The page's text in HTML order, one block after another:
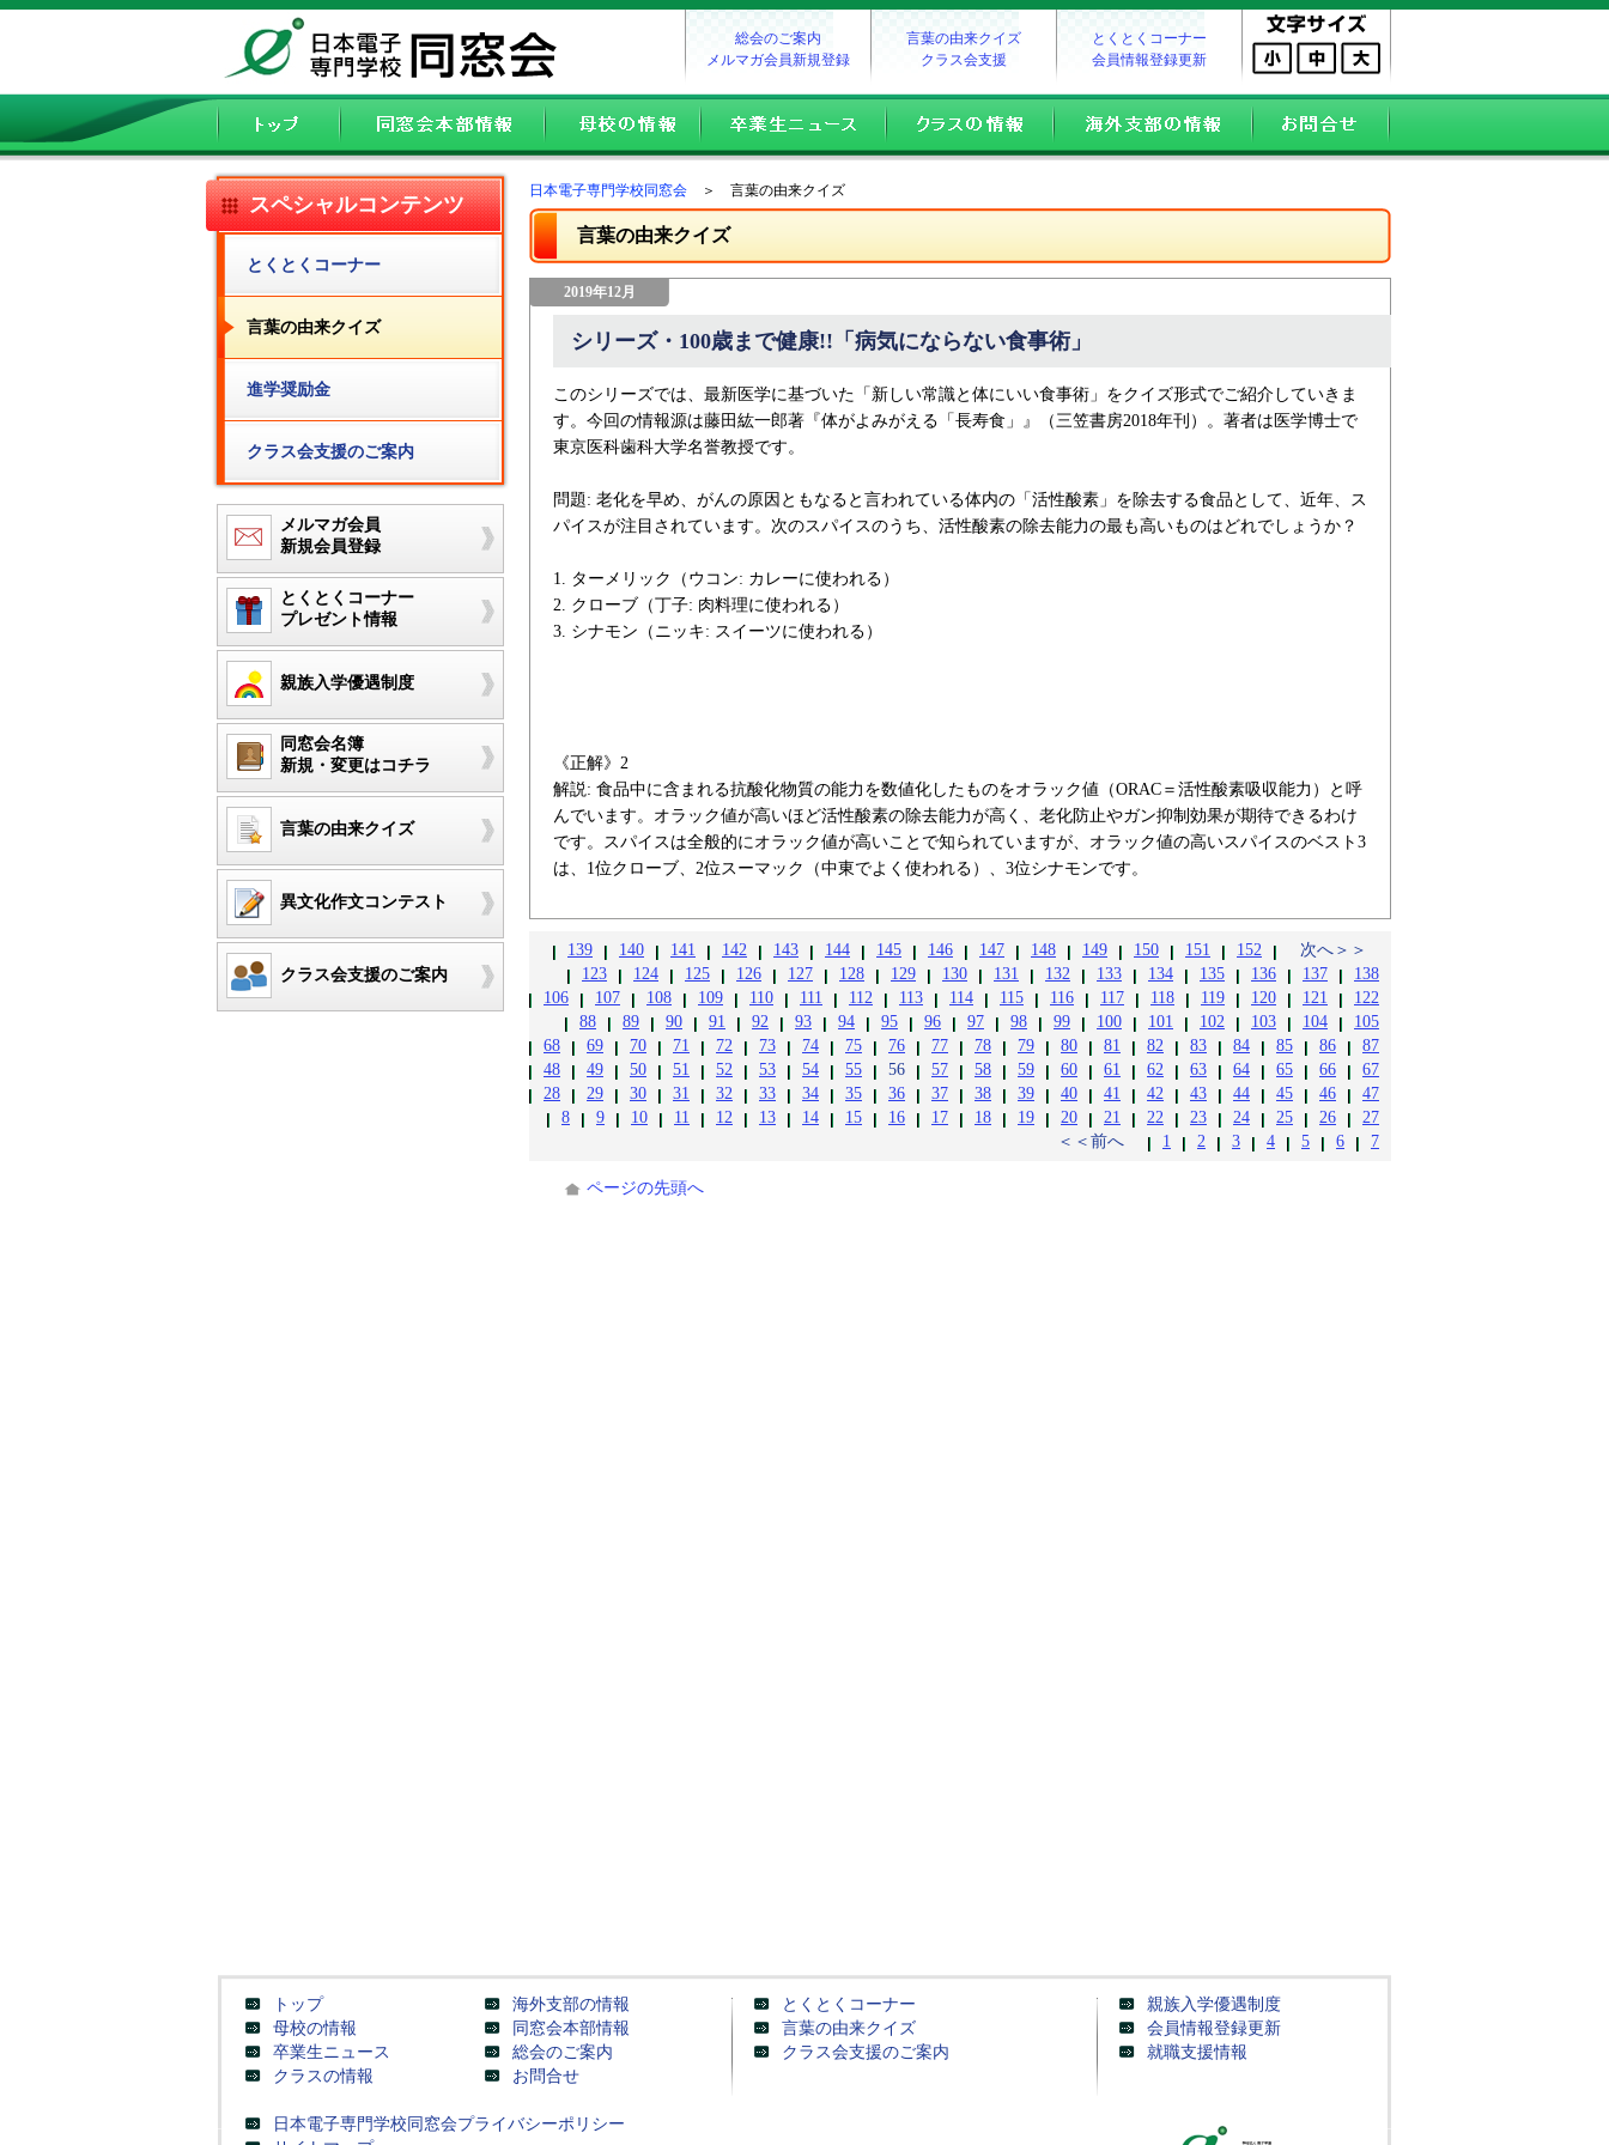
とくとくコーナー
会員情報登録更新
言葉の由来クイズ
クラス会支援
総会のご案内
メルマガ会員新規登録
スペシャルコンテンツ
とくとくコーナー
言葉の由来クイズ
進学奨励金
クラス会支援のご案内
メルマガ会員
新規会員登録
とくとくコーナー
プレゼント情報
親族入学優遇制度
同窓会名簿
新規・変更はコチラ
言葉の由来クイズ
異文化作文コンテスト
クラス会支援のご案内
日本電子専門学校同窓会 ＞ 言葉の由来クイズ
言葉の由来クイズ
2019年12月
シリーズ・100歳まで健康!!「病気にならない食事術」
このシリーズでは、最新医学に基づいた「新しい常識と体にいい食事術」をクイズ形式でご紹介していきま
す。今回の情報源は藤田紘一郎著『体がよみがえる「長寿食」』（三笠書房2018年刊）。著者は医学博士で
東京医科歯科大学名誉教授です。
問題: 老化を早め、がんの原因ともなると言われている体内の「活性酸素」を除去する食品として、近年、ス
パイスが注目されています。次のスパイスのうち、活性酸素の除去能力の最も高いものはどれでしょうか？
1. ターメリック（ウコン: カレーに使われる）
2. クローブ（丁子: 肉料理に使われる）
3. シナモン（ニッキ: スイーツに使われる）
《正解》2
解説: 食品中に含まれる抗酸化物質の能力を数値化したものをオラック値（ORAC＝活性酸素吸収能力）と呼
んでいます。オラック値が高いほど活性酸素の除去能力が高く、老化防止やガン抑制効果が期待できるわけ
です。スパイスは全般的にオラック値が高いことで知られていますが、オラック値の高いスパイスのベスト3
は、1位クローブ、2位スーマック（中東でよく使われる）、3位シナモンです。
次へ＞＞
152
151
150
149
148
147
146
145
144
143
142
141
140
139
138
137
136
135
134
133
132
131
130
129
128
127
126
125
124
123
122
121
120
119
118
117
116
115
114
113
112
111
110
109
108
107
106
105
104
103
102
101
100
99
98
97
96
95
94
93
92
91
90
89
88
87
86
85
84
83
82
81
80
79
78
77
76
75
74
73
72
71
70
69
68
67
66
65
64
63
62
61
60
59
58
57
56
55
54
53
52
51
50
49
48
47
46
45
44
43
42
41
40
39
38
37
36
35
34
33
32
31
30
29
28
27
26
25
24
23
22
21
20
19
18
17
16
15
14
13
12
11
10
9
8
7
6
5
4
3
2
1
＜＜前へ
ページの先頭へ
トップ
母校の情報
卒業生ニュース
クラスの情報
海外支部の情報
同窓会本部情報
総会のご案内
お問合せ
とくとくコーナー
言葉の由来クイズ
クラス会支援のご案内
親族入学優遇制度
会員情報登録更新
就職支援情報
日本電子専門学校同窓会プライバシーポリシー